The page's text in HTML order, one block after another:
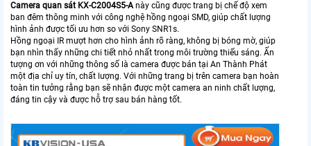
Camera quan sát KX-C2004S5-Anày cũng được trang bị chế độ xem
ban đêm thông minh với công nghệ hồng ngoại SMD, giúp chất lượng
hình ảnh được tối ưu hơn so với Sony SNR1s.
Hồng ngoại IR mượt hơn cho hình ảnh rõ ràng, không bị bóng mờ, giúp
bạn nhìn thấy những chi tiết nhỏ nhất trong môi trường thiếu sáng. Ấn
tượng ơn với những thông số là camera được bán tại An Thành Phát
một địa chỉ uy tín, chất lượng. Với những trang bị trên camera bạn hoàn
toàn tin tưởng rằng bạn sẽ nhận được một camera an ninh chất lượng,
đáng tin cậy và được hỗ trợ sau bán hàng tốt.